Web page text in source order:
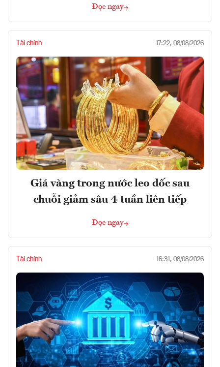
Đọc ngay
Tài chính 17:22, 08/08/2026
Giá vàng trong nước leo dốc sau
chuỗi giảm sâu 4 tuần liên tiếp
Đọc ngay
Tài chính 16:31, 08/08/2026